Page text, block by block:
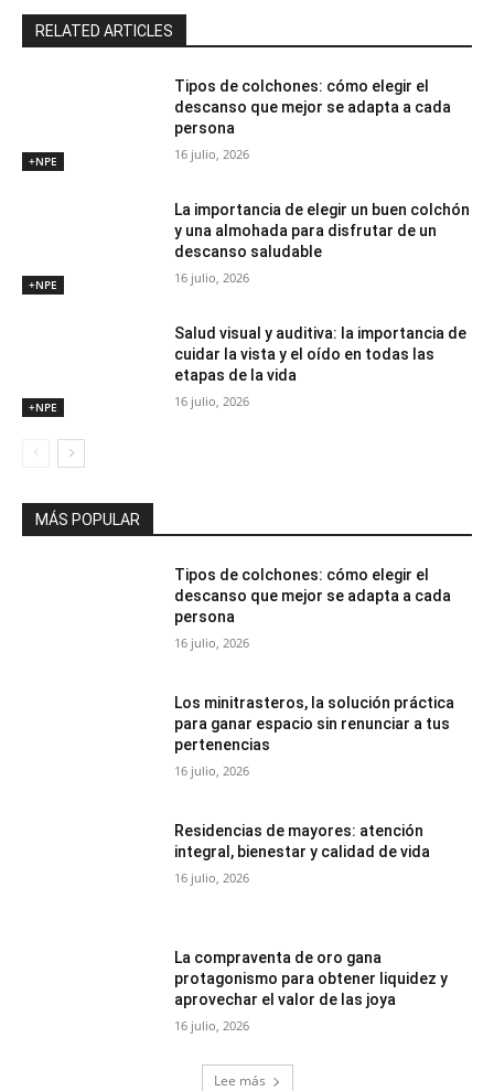
RELATED ARTICLES
+NPE
Tipos de colchones: cómo elegir el
descanso que mejor se adapta a cada
persona
16 julio, 2026
+NPE
La importancia de elegir un buen colchón
y una almohada para disfrutar de un
descanso saludable
16 julio, 2026
+NPE
Salud visual y auditiva: la importancia de
cuidar la vista y el oído en todas las
etapas de la vida
16 julio, 2026
MÁS POPULAR
Tipos de colchones: cómo elegir el
descanso que mejor se adapta a cada
persona
16 julio, 2026
Los minitrasteros, la solución práctica
para ganar espacio sin renunciar a tus
pertenencias
16 julio, 2026
Residencias de mayores: atención
integral, bienestar y calidad de vida
16 julio, 2026
La compraventa de oro gana
protagonismo para obtener liquidez y
aprovechar el valor de las joya
16 julio, 2026
Lee más